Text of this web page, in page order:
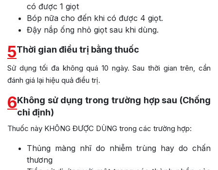
có được 1 giọt
Bóp nữa cho đến khi có được 4 giọt.
Đậy nắp ống nhỏ giọt sau khi dùng.
5Thời gian điều trị bằng thuốc
Sử dụng tối đa không quá 10 ngày. Sau thời gian trên, cần
đánh giá lại hiệu quả điều trị.
6Không sử dụng trong trường hợp sau (Chống
chỉ định)
Thuốc này KHÔNG ĐƯỢC DÙNG trong các trường hợp:
Thủng màng nhĩ do nhiễm trùng hay do chấn
thương